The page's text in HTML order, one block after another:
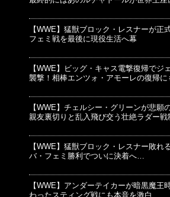
【WWE】猛獣ブロック・レスナーが正
フェミ戦を最後に現役生活へ幕
【WWE】ビッグ・キャス電撃復帰でジ
襲撃！相棒エンツォ・アモーレの復帰に
【WWE】チェルシー・グリーンが悲願
親友裏切りと乱入飛び交う壮絶ラダー戦
【WWE】猛獣ブロック・レスナー敗れ
バ・フェミ勝利でついに決着へ…
【WWE】アンダーテイカーが暗黒魔王
わったスティング戦にも本音を激白